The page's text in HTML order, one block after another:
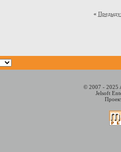
«
© 2007 - 2025
Jelsoft